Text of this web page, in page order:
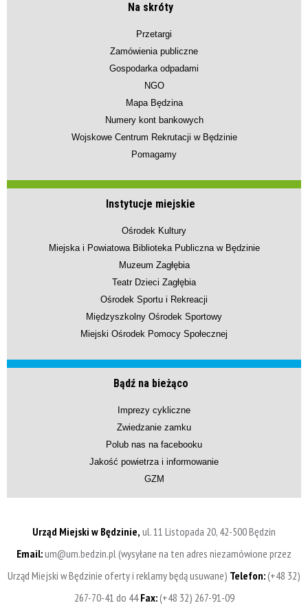
Na skróty
Przetargi
Zamówienia publiczne
Gospodarka odpadami
NGO
Mapa Będzina
Numery kont bankowych
Wojskowe Centrum Rekrutacji w Będzinie
Pomagamy
Instytucje miejskie
Ośrodek Kultury
Miejska i Powiatowa Biblioteka Publiczna w Będzinie
Muzeum Zagłębia
Teatr Dzieci Zagłębia
Ośrodek Sportu i Rekreacji
Międzyszkolny Ośrodek Sportowy
Miejski Ośrodek Pomocy Społecznej
Bądź na bieżąco
Imprezy cykliczne
Zwiedzanie zamku
Polub nas na facebooku
Jakość powietrza i informowanie
GZM
Urząd Miejski w Będzinie, ul. 11 Listopada 20, 42-500 Będzin
Email:um@um.bedzin.pl (wysyłane na ten adres niezamówione przez
Urząd Miejski w Będzinie oferty i reklamy będą usuwane) Telefon:(+48 32)
267-70-41 do 44Fax:(+48 32) 267-91-09